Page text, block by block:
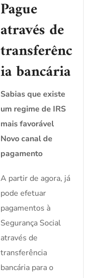
Pague
através de
transferênc
ia bancária
Sabias que existe
um regime de IRS
mais favorável
Novo canal de
pagamento
A partir de agora, já
pode efetuar
pagamentos à
Segurança Social
através de
transferência
bancária para o